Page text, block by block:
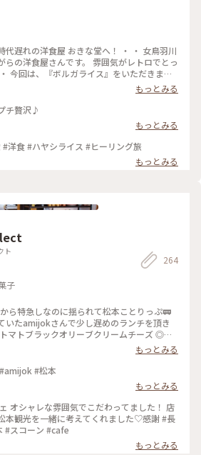
代遅れの洋食屋 おきな堂へ！ ・ ・ 女鳥羽川
らの洋食屋さんです。 雰囲気がレトロでとっ
今回は、『ボルガライス』をいただきまし
ライス左右にチキンカツとハヤシが乗って
ツには味がしっかりついていて、オムライス
も濃いめの味でオムライスとの相性👍とって
す☆ ・ このお店、友達が連れてきてくれた
かに紹介したいと思うお店でした。 ・ ・ #
ンチ #松本市ディナー #おきな堂 #ボルガラ
#松本駅周辺
もっとみる
チ贅沢♪
もっとみる
洋食 #ハヤシライス #ヒーリング旅
もっとみる
ト
子
264
ら特急しなのに揺られて松本ことりっぷ🚃
いたamijokさんで少し遅めのランチを頂き
信州完熟桃フロマージュクリー厶 ショー
を選んだのですが、実際にお皿に載って目の
大きさに驚きました😂 外カリッ中しっとり
ンに、甘さがギュッと詰まったミニトマト、
絶妙です😋 軽く温めてくださったので中の
とろっと熱くて、お好みでとお勧めしていた
イルをかけたり、何パターンもの美味しさが
リップコーヒーは酸味少なめで苦味がありつ
美味しさ😊 桃のマフィンもどうしても食べ
ルで食べる用にお持ち帰りで頂きました🍑 ご
もっとみる
#松本
もっとみる
オシャレな雰囲気でこだわってました！ 店
観光を一緒に考えてくれました♡感謝 #長
#スコーン #cafe
もっとみる